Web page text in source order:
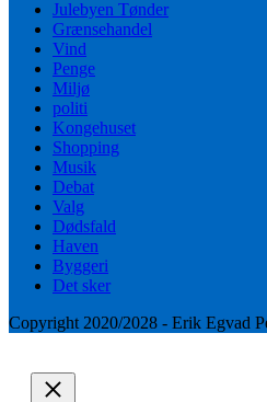
Julebyen Tønder
Grænsehandel
Vind
Penge
Miljø
politi
Kongehuset
Shopping
Musik
Debat
Valg
Dødsfald
Haven
Byggeri
Det sker
Copyright 2020/2028 - Erik Egvad